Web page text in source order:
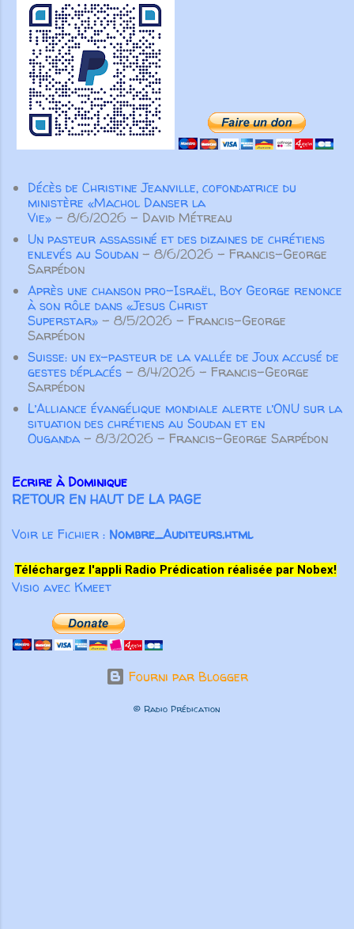
Alabama en 1838 [...] sa p...
de l’Union. Dès 1840, Henriette
Feller, Louis Roussy et les
missionnaires suisses ont tissé
des liens au-delà des frontières,
soutenus par des amis des États-
Unis. Même nos fondateurs
anglophones ont choisi de servir
en français, montrant la force
service de l’Évangile. Aujourd’hui
encore, nos partenaires
demeurent essentiels. Aucune
œuvre ...
opportunités aimeriez-vous saisir
à... Par John Roos Audio Vidéo
Get new posts by email:
Subscribe
Décès de Christine Jeanville, cofondatrice du
ministère «Machol Danser la
Vie» - 8/6/2026 - David Métreau
Un pasteur assassiné et des dizaines de chrétiens
enlevés au Soudan - 8/6/2026 - Francis-George
Sarpédon
Après une chanson pro-Israël, Boy George renonce
à son rôle dans «Jesus Christ
Superstar» - 8/5/2026 - Francis-George
Sarpédon
Suisse: un ex-pasteur de la vallée de Joux accusé de
gestes déplacés - 8/4/2026 - Francis-George
Sarpédon
L’Alliance évangélique mondiale alerte l’ONU sur la
situation des chrétiens au Soudan et en
Ouganda - 8/3/2026 - Francis-George Sarpédon
Ecrire à Dominique
RETOUR EN HAUT DE LA PAGE
Voir le Fichier : Nombre_Auditeurs.html
Téléchargez l'appli Radio Prédication réalisée par Nobex!
Visio avec Kmeet
Fourni par Blogger
© Radio Prédication